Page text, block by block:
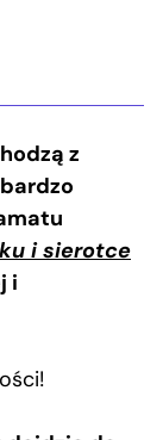
z
i sierotce
i